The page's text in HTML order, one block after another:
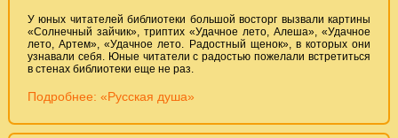
У юных читателей библиотеки большой восторг вызвали картины
«Солнечный зайчик», триптих «Удачное лето, Алеша», «Удачное
лето, Артем», «Удачное лето. Радостный щенок», в которых они
узнавали себя. Юные читатели с радостью пожелали встретиться
в стенах библиотеки еще не раз.
Подробнее: «Русская душа»